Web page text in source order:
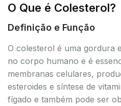
O Que é Colesterol?
Definição e Função
O colesterol é uma gordura
no corpo humano e é
membranas celulares,
esteroides e síntese de
fígado e também pode ser